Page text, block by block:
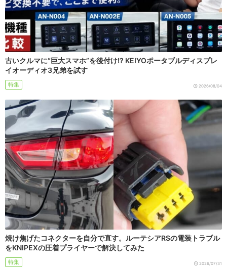
古いクルマに“巨大スマホ”を後付け!? KEIYOポータブルディスプレ
イオーディオ3兄弟を試す
特集 2026/08/04
焼け焦げたコネクターを自分で直す。ルーテシアRSの電装トラブル
をKNIPEXの圧着プライヤーで解決してみた
特集 2026/07/31